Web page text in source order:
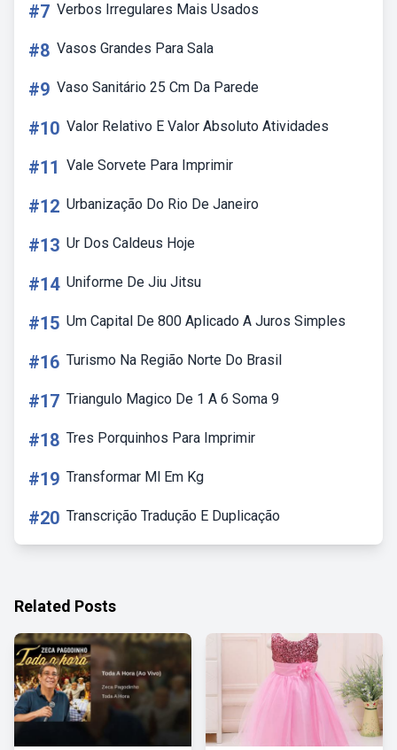
#7 Verbos Irregulares Mais Usados
#8 Vasos Grandes Para Sala
#9 Vaso Sanitário 25 Cm Da Parede
#10 Valor Relativo E Valor Absoluto Atividades
#11 Vale Sorvete Para Imprimir
#12 Urbanização Do Rio De Janeiro
#13 Ur Dos Caldeus Hoje
#14 Uniforme De Jiu Jitsu
#15 Um Capital De 800 Aplicado A Juros Simples
#16 Turismo Na Região Norte Do Brasil
#17 Triangulo Magico De 1 A 6 Soma 9
#18 Tres Porquinhos Para Imprimir
#19 Transformar Ml Em Kg
#20 Transcrição Tradução E Duplicação
Related Posts